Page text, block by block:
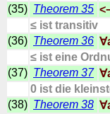
(35) Theorem 35
≤ ist transitiv
(36) Theorem 36
≤ ist eine
(37) Theorem 37
0 ist die
(38) Theorem 38